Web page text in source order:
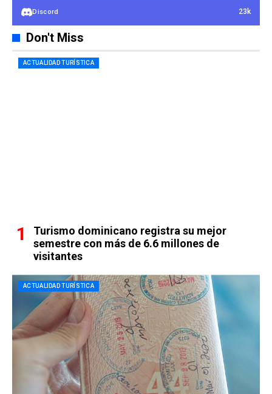
Discord 23k
Don't Miss
ACTUALIDAD TURÍSTICA
Turismo dominicano registra su mejor
semestre con más de 6.6 millones de
visitantes
ACTUALIDAD TURÍSTICA